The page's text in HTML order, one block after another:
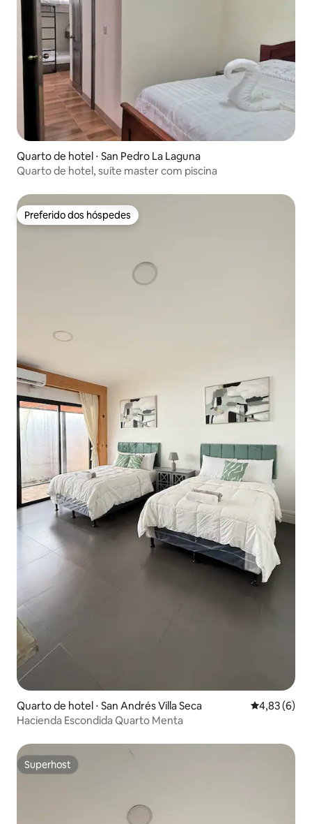
Quarto de hotel ⋅ San Pedro La Laguna
Quarto de hotel, suíte master com piscina
Preferido dos hóspedes
Preferido dos hóspedes
Quarto de hotel ⋅ San Andrés Villa Seca 4,83 de uma
4,83 (6)
Hacienda Escondida Quarto Menta
Superhost
Superhost